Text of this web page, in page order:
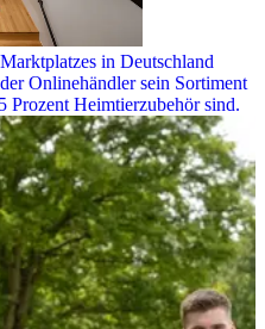
in Deutschland
Onlinehändler sein Sortiment
Prozent Heimtierzubehör sind.